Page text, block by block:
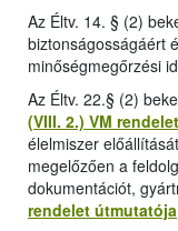
Az Éltv. 14. § (2)
biztonságosságáért
minőségmegőrzési
Az Éltv. 22.§ (2)
(VIII. 2.) VM rendelet
élelmiszer
megelőzően a
dokumentációt,
rendelet útmutatója